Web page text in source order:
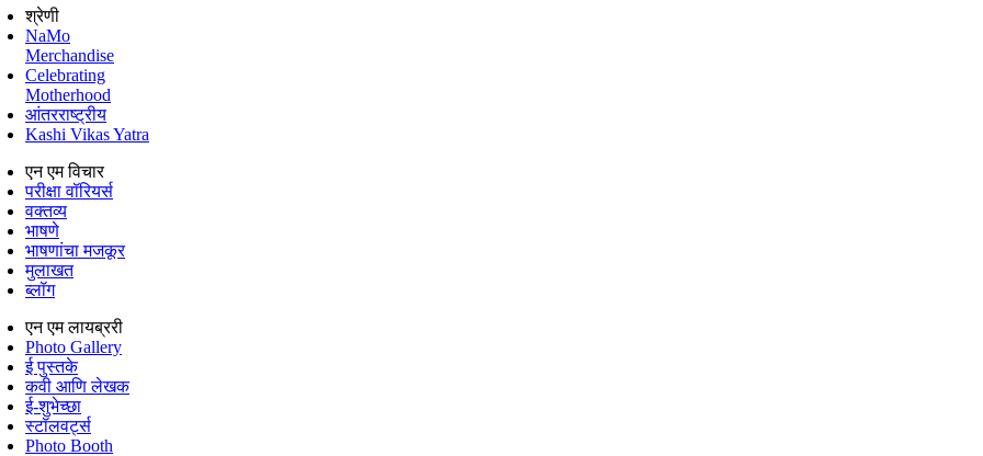
श्रेणी
NaMo
Merchandise
Celebrating
Motherhood
आंतरराष्ट्रीय
Kashi Vikas Yatra
एन एम विचार
परीक्षा वॉरियर्स
वक्तव्य
भाषणे
भाषणांचा मजकूर
मुलाखत
ब्लॉग
एन एम लायब्ररी
Photo Gallery
ई पुस्तके
कवी आणि लेखक
ई-शुभेच्छा
स्टॉलवर्ट्स
Photo Booth